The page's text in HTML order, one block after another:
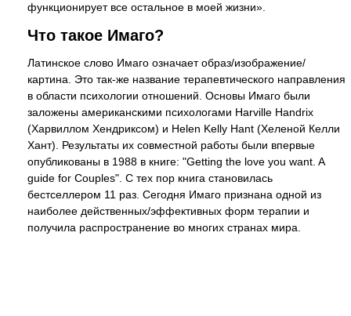
функционирует все остальное в моей жизни».
Что такое Имаго?
Латинское слово Имаго означает образ/изображение/
картина. Это так-же название терапевтического направления
в области психологии отношений. Основы Имаго были
заложены американскими психологами Harville Handrix
(Харвиллом Хендриксом) и Helen Kelly Hant (Хеленой Келли
Хант). Результаты их совместной работы были впервые
опубликованы в 1988 в книгe: "Getting the love you want. A
guide for Couples". С тех пор книга становилась
бестселлером 11 раз. Сегодня Имаго признана одной из
наиболее действенных/эффективных форм терапии и
получила распространение во многих странах мира.